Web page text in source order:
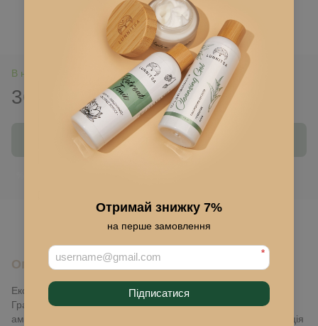
Отримай знижку 7%
на перше замовлення
*
Підписатися
В наявності
368 грн 525 грн
Купити
До обраного
Опис
Ексклюзивний аромат Lunnitsa для чуттєвих та щирих дівчат.
Грандіозний коктейль із гарденії, жасмину з нотками ванілі,
амбри та карамелі іскриться чарівною насолодою. Композиція